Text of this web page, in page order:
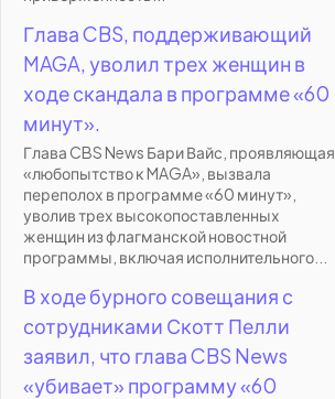
Глава CBS, поддерживающий
MAGA, уволил трех женщин в
ходе скандала в программе «60
минут».
Глава CBS News Бари Вайс, проявляющая
«любопытство к MAGA», вызвала
переполох в программе «60 минут»,
уволив трех высокопоставленных
женщин из флагманской новостной
программы, включая исполнительного...
В ходе бурного совещания с
сотрудниками Скотт Пелли
заявил, что глава CBS News
«убивает» программу «60